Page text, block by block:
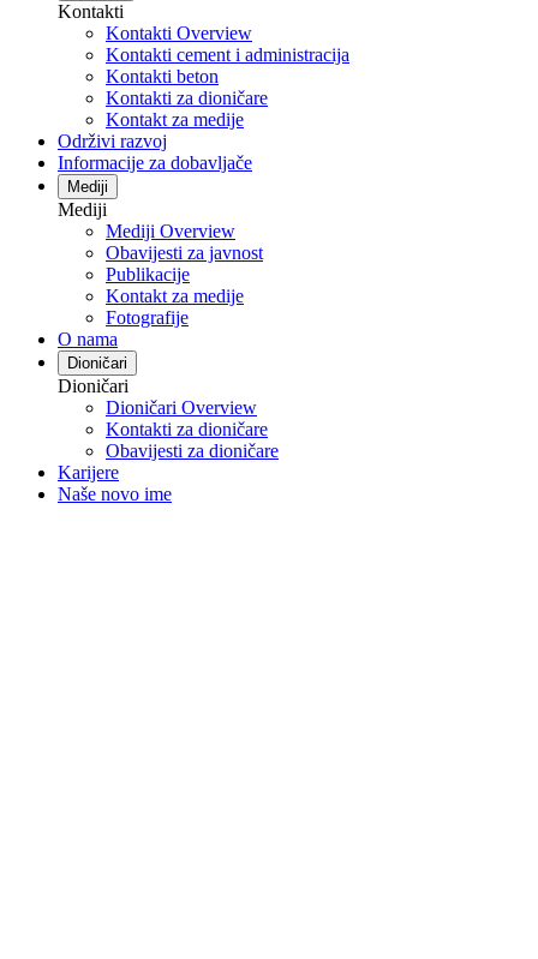
Kontakti
Kontakti Overview
Kontakti cement i administracija
Kontakti beton
Kontakti za dioničare
Kontakt za medije
Održivi razvoj
Informacije za dobavljače
Mediji
Mediji
Mediji Overview
Obavijesti za javnost
Publikacije
Kontakt za medije
Fotografije
O nama
Dioničari
Dioničari
Dioničari Overview
Kontakti za dioničare
Obavijesti za dioničare
Karijere
Naše novo ime